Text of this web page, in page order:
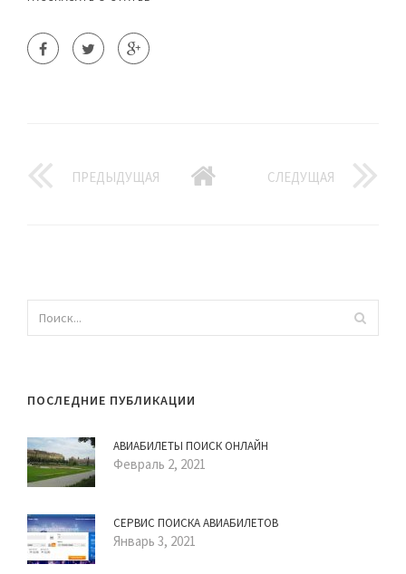
ПРЕДЫДУЩАЯ СЛЕДУЩАЯ
ПОСЛЕДНИЕ ПУБЛИКАЦИИ
АВИАБИЛЕТЫ ПОИСК ОНЛАЙН
Февраль 2, 2021
СЕРВИС ПОИСКА АВИАБИЛЕТОВ
Январь 3, 2021